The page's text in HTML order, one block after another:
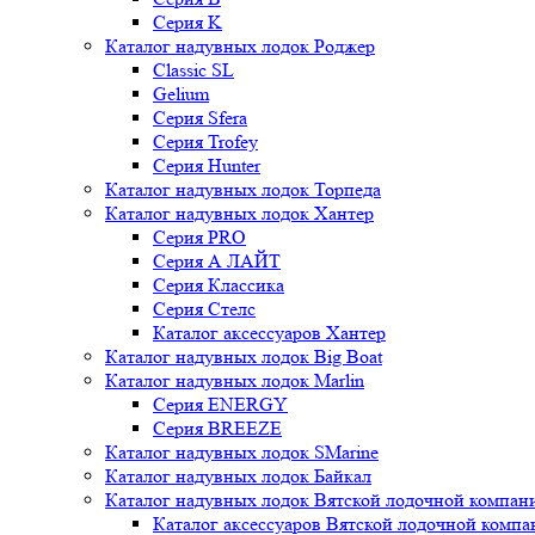
Серия K
Каталог надувных лодок Роджер
Classic SL
Gelium
Серия Sfera
Серия Trofey
Серия Hunter
Каталог надувных лодок Торпеда
Каталог надувных лодок Хантер
Серия PRO
Серия А ЛАЙТ
Серия Классика
Серия Стелс
Каталог аксессуаров Хантер
Каталог надувных лодок Big Boat
Каталог надувных лодок Marlin
Серия ENERGY
Серия BREEZE
Каталог надувных лодок SMarine
Каталог надувных лодок Байкал
Каталог надувных лодок Вятской лодочной
Каталог аксессуаров Вятской лодочной